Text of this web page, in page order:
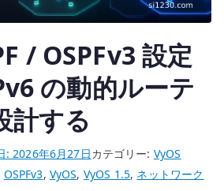
/ OSPFv3 設定
の動的ルーテ
計する
:2026年6月27日カテゴリー: VyOS
OSPFv3, VyOS, VyOS 1.5, ネットワーク